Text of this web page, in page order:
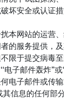
坏安全或认证
本网站的运营
的服务提供，
限于提交病毒
电子邮件轰炸”或
电子邮件或传
信息的任何部分